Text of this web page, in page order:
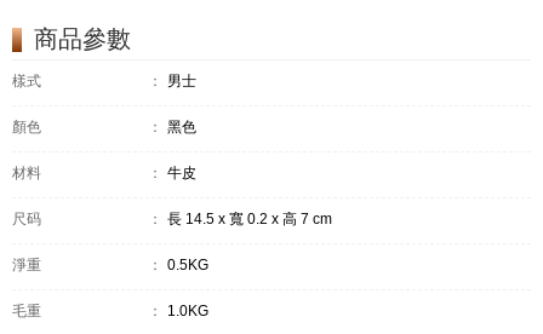
商品參數
樣式 ： 男士
顏色 ： 黑色
材料 ： 牛皮
尺码 ： 長 14.5 x 寬 0.2 x 高 7 cm
淨重 ： 0.5KG
毛重 ： 1.0KG